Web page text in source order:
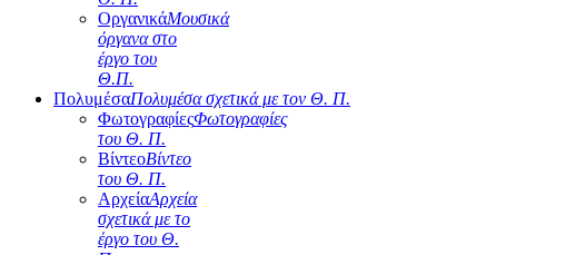
ΟργανικάΜουσικά
όργανα στο
έργο του
Θ.Π.
ΠολυμέσαΠολυμέσα σχετικά με τον Θ. Π.
ΦωτογραφίεςΦωτογραφίες
του Θ. Π.
ΒίντεοΒίντεο
του Θ. Π.
ΑρχείαΑρχεία
σχετικά με το
έργο του Θ.